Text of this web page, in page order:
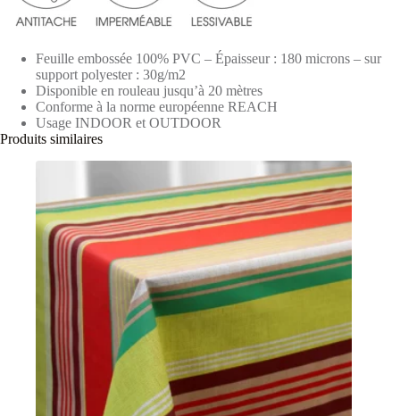
Feuille embossée 100% PVC – Épaisseur : 180 microns – sur
support polyester : 30g/m2
Disponible en rouleau jusqu’à 20 mètres
Conforme à la norme européenne REACH
Usage INDOOR et OUTDOOR
Produits similaires